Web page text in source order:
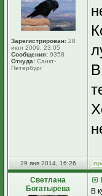
Зарегистрирован: 28
июл 2009, 23:05
Сообщения: 9358
Откуда: Санкт-
Петербург
29 янв 2014, 16:26
Светлана
Богатырёва
В